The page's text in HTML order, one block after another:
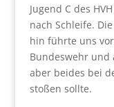
Jugend C des
nach Schleife.
hin führte uns
Bundeswehr und
aber beides bei
stoßen sollte.